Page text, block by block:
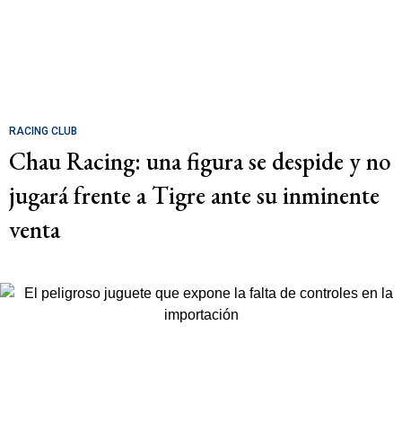
RACING CLUB
Chau Racing: una figura se despide y no
jugará frente a Tigre ante su inminente
venta